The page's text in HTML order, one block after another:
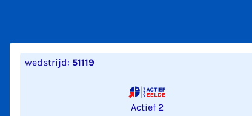
wedstrijd: 51119
Actief 2